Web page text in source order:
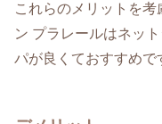
これらのメリットを
ン プラレールはネッ
パが良くておすすめで